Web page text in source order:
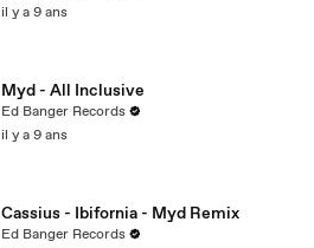
il y a 9 ans
Myd - All Inclusive
Ed Banger Records
il y a 9 ans
Cassius - Ibifornia - Myd Remix
Ed Banger Records